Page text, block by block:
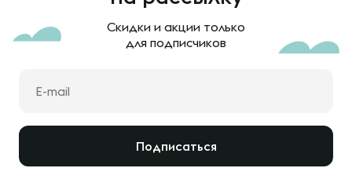
Скидки и акции только
для подписчиков
Подписаться